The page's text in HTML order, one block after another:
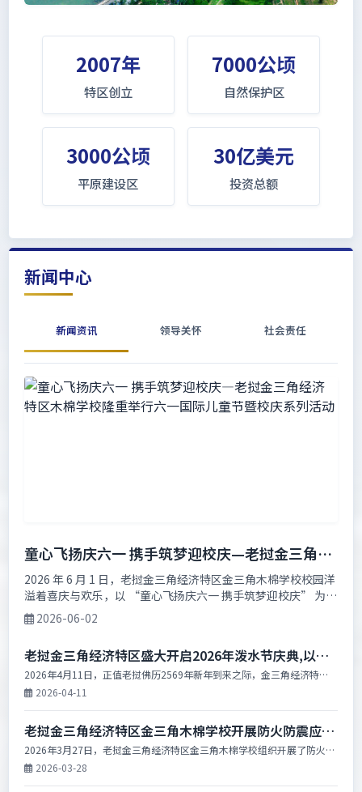
2007年
特区创立
7000公顷
自然保护区
3000公顷
平原建设区
30亿美元
投资总额
新闻中心
新闻资讯 领导关怀 社会责任
童心飞扬庆六一 携手筑梦迎校庆—老挝金三角经
济特区木棉学校隆重举行六一国际儿童节暨校庆
系列活动
2026 年 6 月 1 日，老挝金三角经济特区金三角木棉学校校园洋
溢着喜庆与欢乐，以 “童心飞扬庆六一 携手筑梦迎校庆” 为主
题的 “六一” 国际儿童节暨校庆...
2026-06-02
老挝金三角经济特区盛大开启2026年泼水节庆典,以文
化传承赋能旅游发展
2026年4月11日，正值老挝佛历2569年新年到来之际，金三角经济特区
在木棉岛“金三角之窗”景区隆重举行泼水节庆典开幕仪式。特区各界代
表欢聚一堂，在辞旧迎新的...
2026-04-11
老挝金三角经济特区金三角木棉学校开展防火防震应急
疏散演习
2026年3月27日，老挝金三角经济特区金三角木棉学校组织开展了防火防
震应急疏散演习，全面提升师生应对突发灾害的避险自救能力。特区管委
会消防队、学校全体教职员工...
2026-03-28